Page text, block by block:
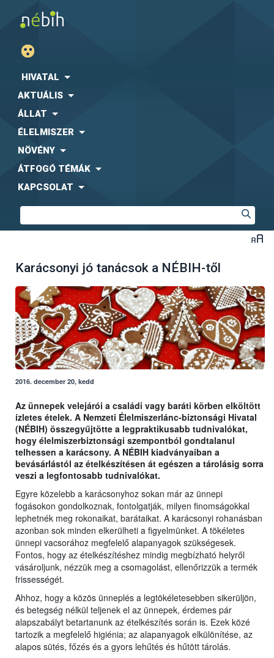
HIVATAL
AKTUÁLIS
ÁLLAT
ÉLELMISZER
NÖVÉNY
ÁTFOGÓ TÉMÁK
KAPCSOLAT
Karácsonyi jó tanácsok a NÉBIH-től
2016. december 20, kedd
Az ünnepek velejárói a családi vagy baráti körben elköltött
ízletes ételek. A Nemzeti Élelmiszerlánc-biztonsági Hivatal
(NÉBIH) összegyűjtötte a legpraktikusabb tudnivalókat,
hogy élelmiszerbiztonsági szempontból gondtalanul
telhessen a karácsony. A NÉBIH kiadványaiban a
bevásárlástól az ételkészítésen át egészen a tárolásig sorra
veszi a legfontosabb tudnivalókat.
Egyre közelebb a karácsonyhoz sokan már az ünnepi
fogásokon gondolkoznak, fontolgatják, milyen finomságokkal
lephetnék meg rokonaikat, barátaikat. A karácsonyi rohanásban
azonban sok minden elkerülheti a figyelmünket. A tökéletes
ünnepi vacsorához megfelelő alapanyagok szükségesek.
Fontos, hogy az ételkészítéshez mindig megbízható helyről
vásároljunk, nézzük meg a csomagolást, ellenőrizzük a termék
frissességét.
Ahhoz, hogy a közös ünneplés a legtökéletesebben sikerüljön,
és betegség nélkül teljenek el az ünnepek, érdemes pár
alapszabályt betartanunk az ételkészítés során is. Ezek közé
tartozik a megfelelő higiénia; az alapanyagok elkülönítése, az
alapos sütés, főzés és a gyors lehűtés és hűtött tárolás.